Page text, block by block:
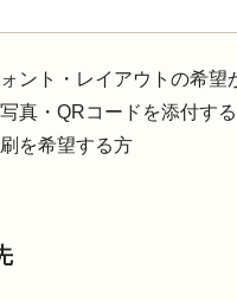
ント・レイアウトの希望
真・QRコードを添付す
を希望する方